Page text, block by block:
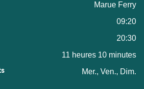
Marue Ferry
09:20
20:30
11 heures 10 minutes
Mer., Ven., Dim.